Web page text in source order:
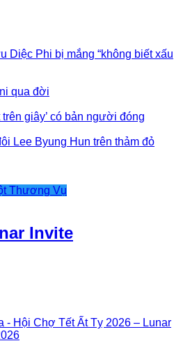
Diệc Phi bị mắng “không biết xấu
qua đời
trên giây’ có bản người đóng
Lee Byung Hun trên thảm đỏ
Thương Vụ
Invite
- Hội Chợ Tết Ất Tỵ 2026 – Lunar